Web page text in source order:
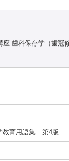
歯科保存学（歯冠
教育用語集 第4版